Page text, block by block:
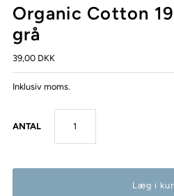
Organic Cotton
grå
39,00 DKK
Inklusiv moms.
ANTAL